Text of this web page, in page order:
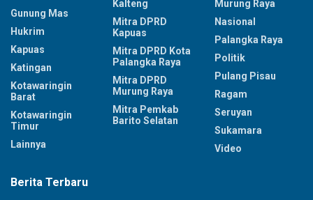
Gunung Mas
Hukrim
Kapuas
Katingan
Kotawaringin
Barat
Kotawaringin
Timur
Lainnya
Kalteng
Mitra DPRD
Kapuas
Mitra DPRD Kota
Palangka Raya
Mitra DPRD
Murung Raya
Mitra Pemkab
Barito Selatan
Murung Raya
Nasional
Palangka Raya
Politik
Pulang Pisau
Ragam
Seruyan
Sukamara
Video
Berita Terbaru